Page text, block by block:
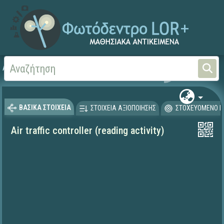
Αρχική Ξένες Γλώσσες -
ΒΑΣΙΚΑ ΣΤΟΙΧΕΙΑ ΣΤΟΙΧΕΙΑ ΑΞΙΟΠΟΙΗΣΗΣ ΣΤΟΧΕΥΟΜΕΝΟ
Air traffic controller (reading activity)